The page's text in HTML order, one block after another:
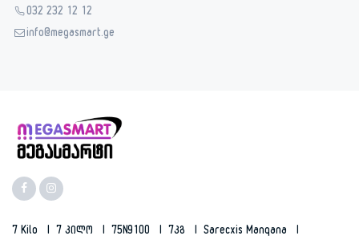
032 232 12 12
info@megasmart.ge
7 Kilo 7 Კილო 75N9100 7კგ Sarecxis Manqana